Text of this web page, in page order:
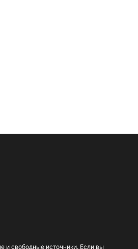
и свободные источники. Если вы